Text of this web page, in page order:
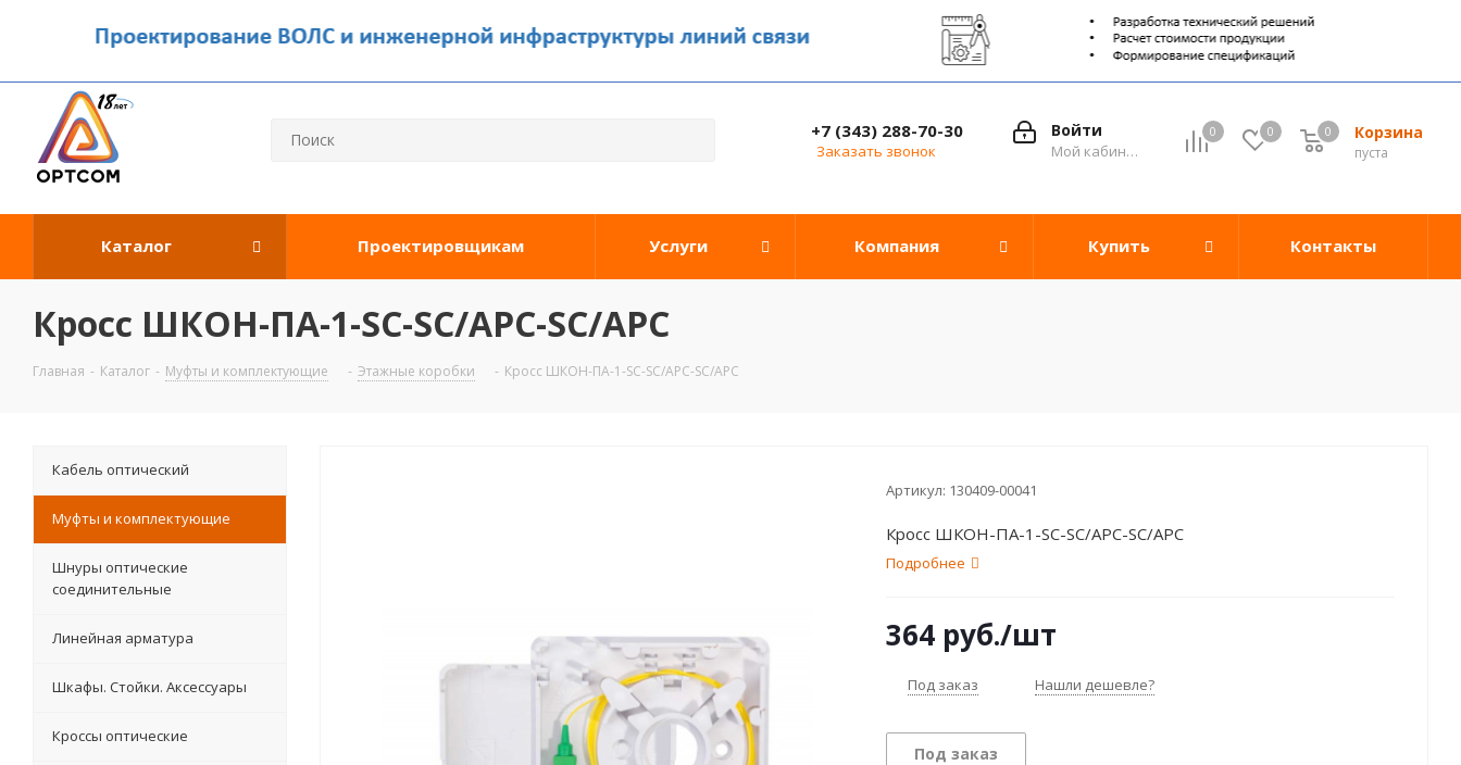
0 0 Корзина
0
пуста
0
Войти
Мой кабинет
+7 (343) 288-70-30
Заказать звонок
Каталог Проектировщикам Услуги Компания Купить Контакты
Кросс ШКОН-ПА-1-SC-SC/APC-SC/APC
Главная - Каталог - Муфты и комплектующие - Этажные коробки - Кросс ШКОН-ПА-1-SC-SC/APC-SC/APC
Артикул: 130409-00041
Кросс ШКОН-ПА-1-SC-SC/APC-SC/APC
Подробнее
364 руб./шт
Под заказ Нашли дешевле?
Под заказ
Кабель оптический
Муфты и комплектующие
Шнуры оптические
соединительные
Линейная арматура
Шкафы. Стойки. Аксесcуары
Кроссы оптические